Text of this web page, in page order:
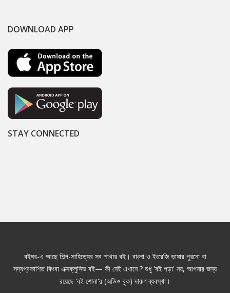
DOWNLOAD APP
STAY CONNECTED
বইঘর-এ আছে শিল্প-সাহিত্যের সব শাখার বই। বাংলা ও ইংরেজি ভাষার পুরনো বা
সদ্যপ্রকাশিত কিংবা এক্সক্লুসিভ বই— কী নেই এখানে ? শুধু 'বই পড়া' নয়, আপনার জন্য
রয়েছে 'বই শোনা'র (অডিও বুক) দারুণ ব্যবস্থা।